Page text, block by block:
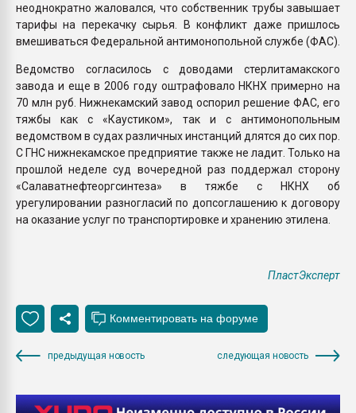
неоднократно жаловался, что собственник трубы завышает
тарифы на перекачку сырья. В конфликт даже пришлось
вмешиваться Федеральной антимонопольной службе (ФАС).
Ведомство согласилось с доводами стерлитамакского
завода и еще в 2006 году оштрафовало НКНХ примерно на
70 млн руб. Нижнекамский завод оспорил решение ФАС, его
тяжбы как с «Каустиком», так и с антимонопольным
ведомством в судах различных инстанций длятся до сих пор.
С ГНС нижнекамское предприятие также не ладит. Только на
прошлой неделе суд вочередной раз поддержал сторону
«Салаватнефтеоргсинтеза» в тяжбе с НКНХ об
урегулировании разногласий по допсоглашению к договору
на оказание услуг по транспортировке и хранению этилена.
ПластЭксперт
предыдущая новость следующая новость